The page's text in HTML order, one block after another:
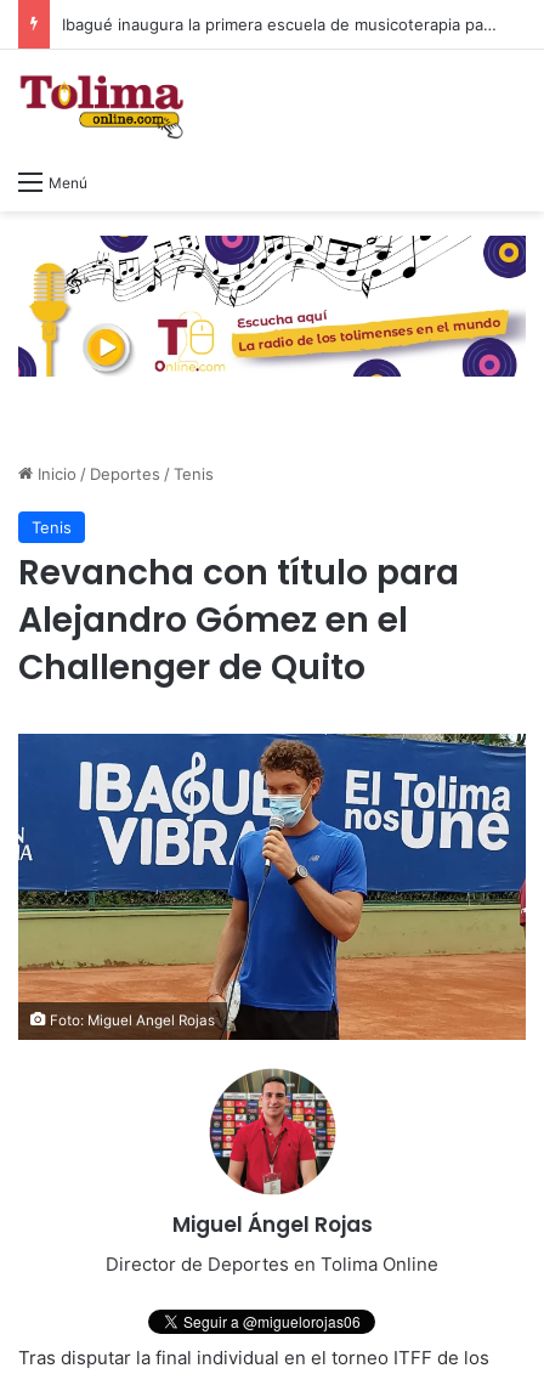
Ibagué inaugura la primera escuela de musicoterapia para niños con discapacidad múltiple, una apuesta por la inclusión
Menú
Inicio / Deportes /Tenis
Tenis
Revancha con título para
Alejandro Gómez en el
Challenger de Quito
Foto: Miguel Angel Rojas
Miguel Ángel Rojas
Director de Deportes en Tolima Online
Tras disputar la final individual en el torneo ITFF de los